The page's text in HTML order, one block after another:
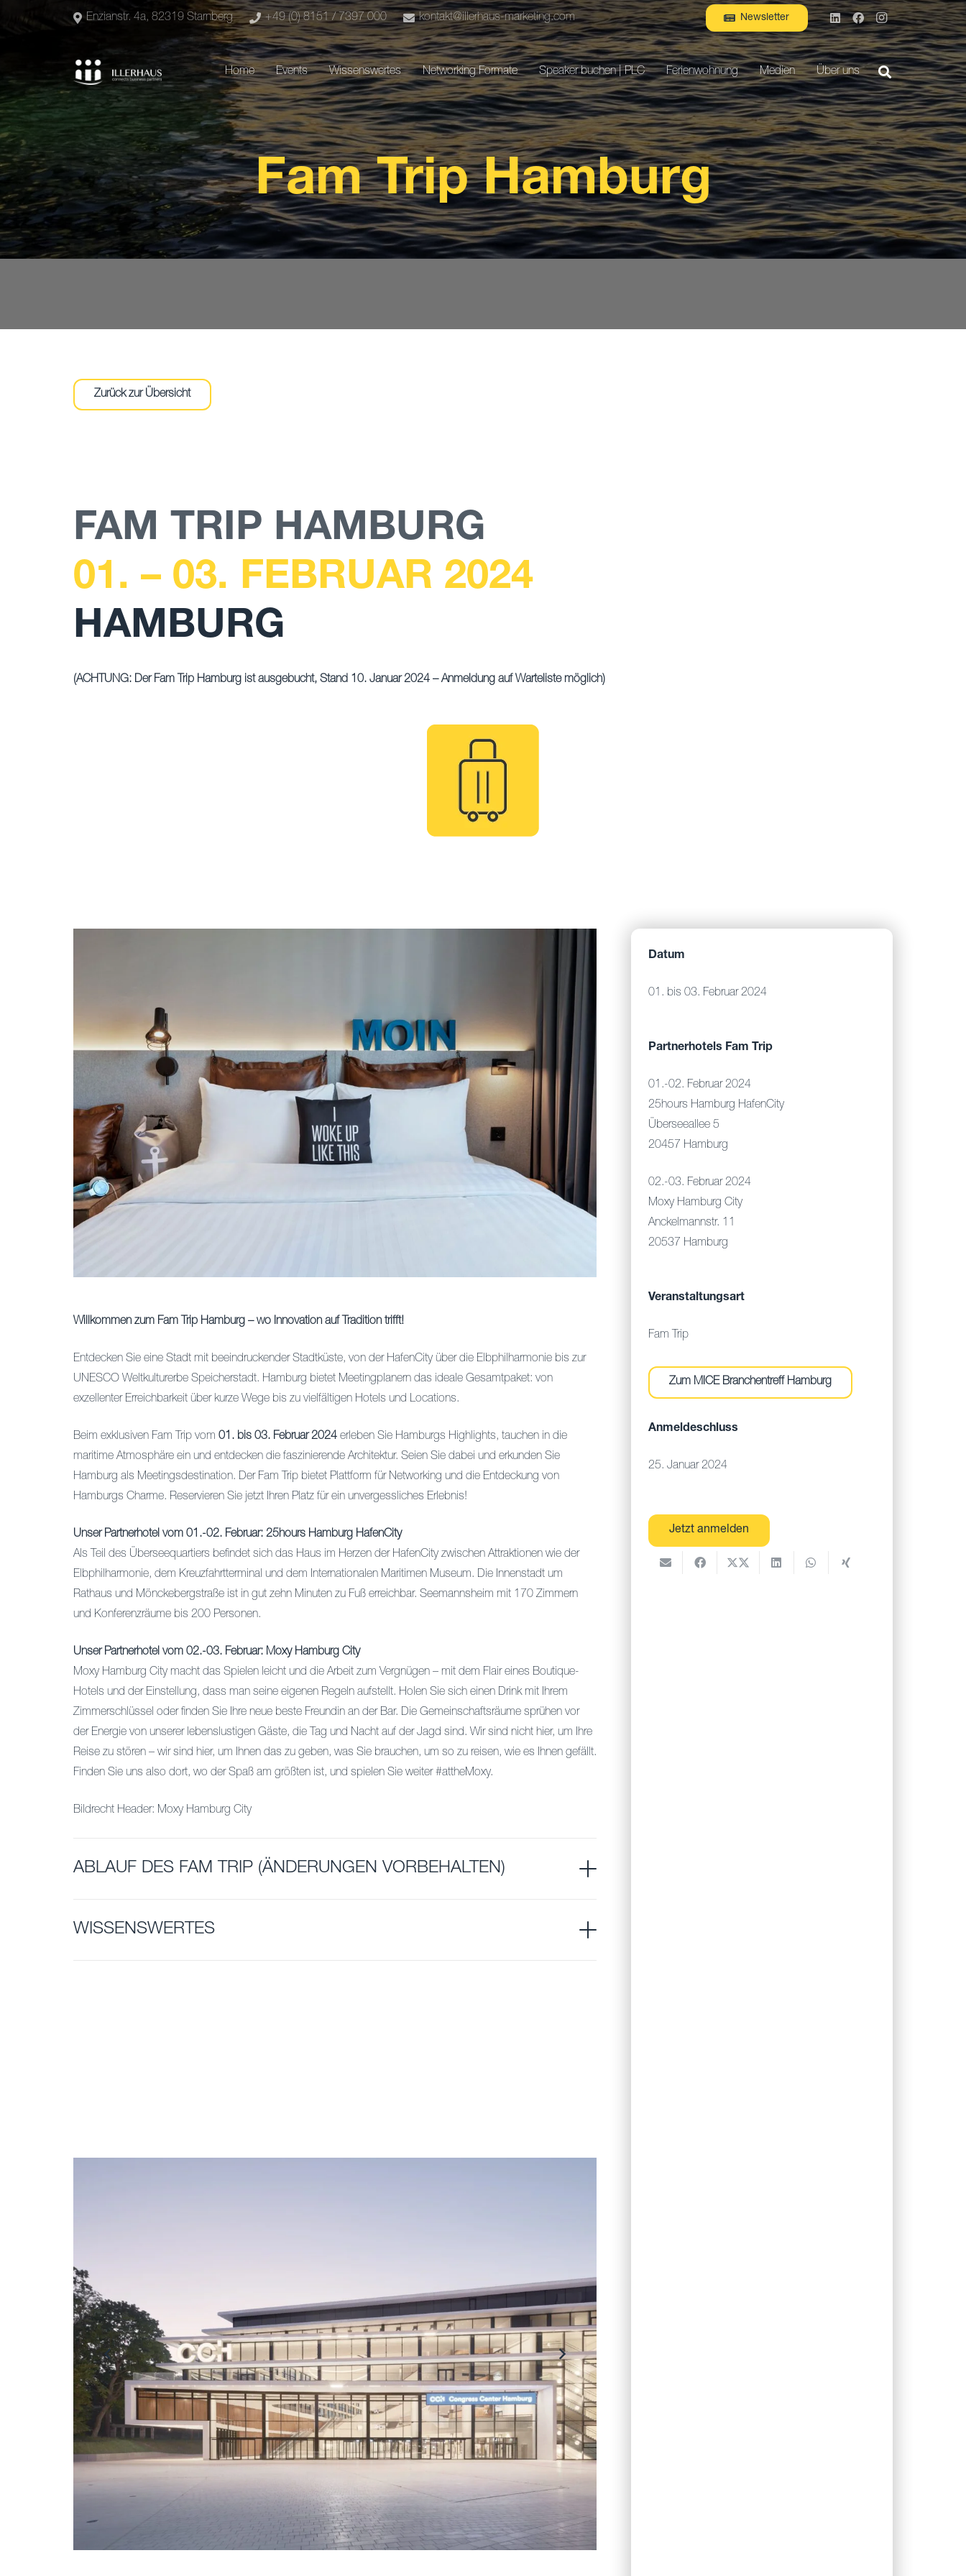
Enzianstr. 4a, 82319 Starnberg +49 (0) 8151 / 7397 000 kontakt@illerhaus-marketing.com Newsletter
Home Events Wissenswertes Networking Formate Speaker buchen | PLC Ferienwohnung Medien Über uns
Fam Trip Hamburg
Zurück zur Übersicht
FAM TRIP HAMBURG
01. – 03. FEBRUAR 2024
HAMBURG
(ACHTUNG: Der Fam Trip Hamburg ist ausgebucht, Stand 10. Januar 2024 – Anmeldung auf Warteliste möglich)
Willkommen zum Fam Trip Hamburg – wo Innovation auf Tradition trifft!
Entdecken Sie eine Stadt mit beeindruckender Stadtküste, von der HafenCity über die Elbphilharmonie bis zur
UNESCO Weltkulturerbe Speicherstadt. Hamburg bietet Meetingplanern das ideale Gesamtpaket: von
exzellenter Erreichbarkeit über kurze Wege bis zu vielfältigen Hotels und Locations.
Beim exklusiven Fam Trip vom 01. bis 03. Februar 2024 erleben Sie Hamburgs Highlights, tauchen in die
maritime Atmosphäre ein und entdecken die faszinierende Architektur. Seien Sie dabei und erkunden Sie
Hamburg als Meetingsdestination. Der Fam Trip bietet Plattform für Networking und die Entdeckung von
Hamburgs Charme. Reservieren Sie jetzt Ihren Platz für ein unvergessliches Erlebnis!
Unser Partnerhotel vom 01.-02. Februar: 25hours Hamburg HafenCity
Als Teil des Überseequartiers befindet sich das Haus im Herzen der HafenCity zwischen Attraktionen wie der
Elbphilharmonie, dem Kreuzfahrtterminal und dem Internationalen Maritimen Museum. Die Innenstadt um
Rathaus und Mönckebergstraße ist in gut zehn Minuten zu Fuß erreichbar. Seemannsheim mit 170 Zimmern
und Konferenzräume bis 200 Personen.
Unser Partnerhotel vom 02.-03. Februar: Moxy Hamburg City
Moxy Hamburg City macht das Spielen leicht und die Arbeit zum Vergnügen – mit dem Flair eines Boutique-
Hotels und der Einstellung, dass man seine eigenen Regeln aufstellt. Holen Sie sich einen Drink mit Ihrem
Zimmerschlüssel oder finden Sie Ihre neue beste Freundin an der Bar. Die Gemeinschaftsräume sprühen vor
der Energie von unserer lebenslustigen Gäste, die Tag und Nacht auf der Jagd sind. Wir sind nicht hier, um Ihre
Reise zu stören – wir sind hier, um Ihnen das zu geben, was Sie brauchen, um so zu reisen, wie es Ihnen gefällt.
Finden Sie uns also dort, wo der Spaß am größten ist, und spielen Sie weiter #attheMoxy.
Bildrecht Header: Moxy Hamburg City
ABLAUF DES FAM TRIP (ÄNDERUNGEN VORBEHALTEN)
WISSENSWERTES
Datum
01. bis 03. Februar 2024
Partnerhotels Fam Trip
01.-02. Februar 2024
25hours Hamburg HafenCity
Überseeallee 5
20457 Hamburg
02.-03. Februar 2024
Moxy Hamburg City
Anckelmannstr. 11
20537 Hamburg
Veranstaltungsart
Fam Trip
Zum MICE Branchentreff Hamburg
Anmeldeschluss
25. Januar 2024
Jetzt anmelden